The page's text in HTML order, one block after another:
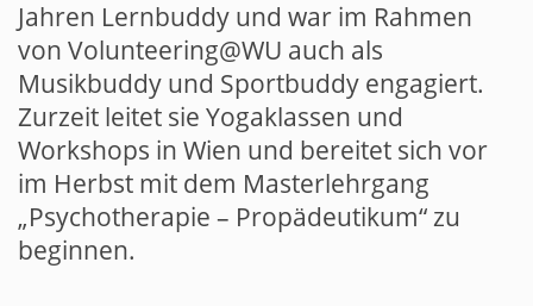
Jahren Lernbuddy und war im Rahmen
von Volunteering@WU auch als
Musikbuddy und Sportbuddy engagiert.
Zurzeit leitet sie Yogaklassen und
Workshops in Wien und bereitet sich vor
im Herbst mit dem Masterlehrgang
„Psychotherapie – Propädeutikum“ zu
beginnen.